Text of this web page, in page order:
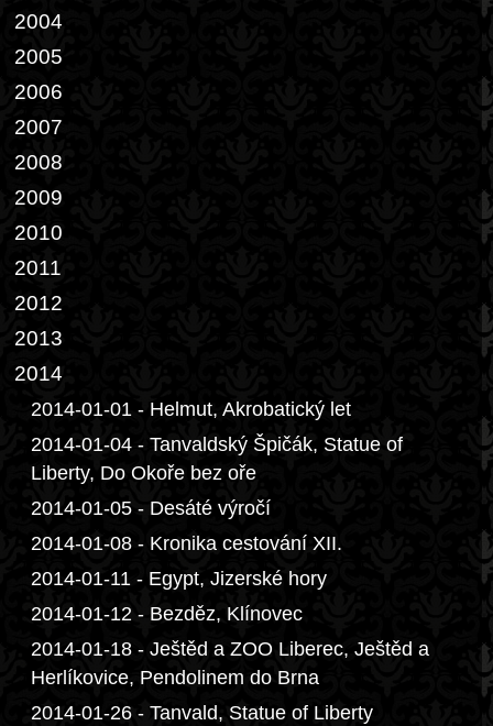
2004
2005
2006
2007
2008
2009
2010
2011
2012
2013
2014
2014-01-01 - Helmut, Akrobatický let
2014-01-04 - Tanvaldský Špičák, Statue of
Liberty, Do Okoře bez oře
2014-01-05 - Desáté výročí
2014-01-08 - Kronika cestování XII.
2014-01-11 - Egypt, Jizerské hory
2014-01-12 - Bezděz, Klínovec
2014-01-18 - Ještěd a ZOO Liberec, Ještěd a
Herlíkovice, Pendolinem do Brna
2014-01-26 - Tanvald, Statue of Liberty